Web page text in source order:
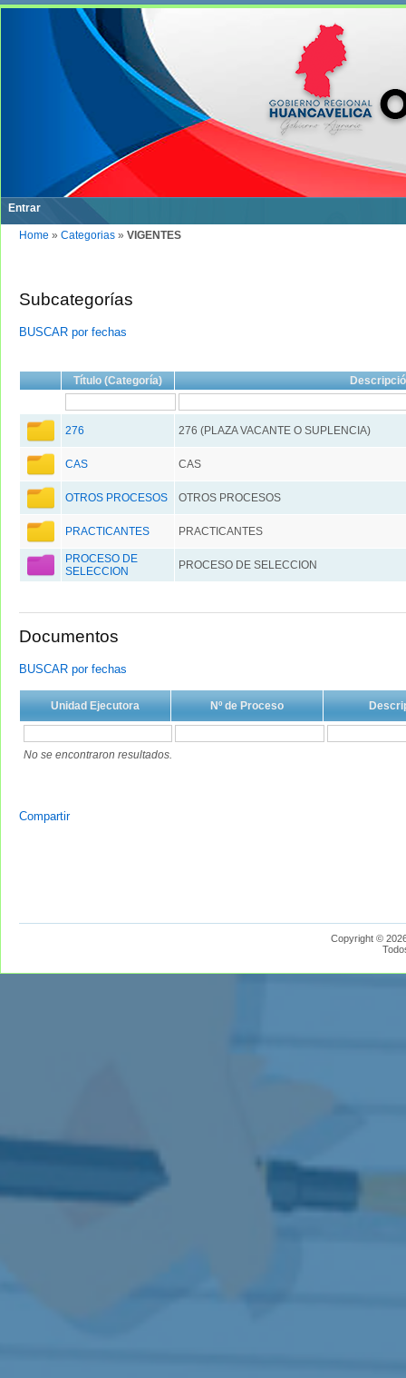
Entrar
Home » Categorias » VIGENTES
Subcategorías
BUSCAR por fechas
Título (Categoría)
276 276 (PLAZA VACANTE O SUPLENCIA)
CAS CAS
OTROS PROCESOS OTROS PROCESOS
PRACTICANTES PRACTICANTES
PROCESO DE
SELECCION
PROCESO DE SELECCION
Documentos
BUSCAR por fechas
Unidad Ejecutora Nº de Proceso
No se encontraron resultados.
Compartir
Copyright ©